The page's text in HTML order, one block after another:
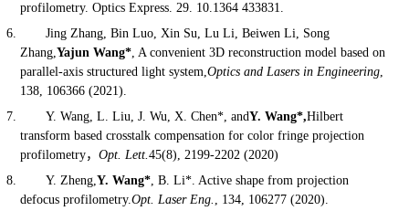
profilometry. Optics Express. 29. 10.1364 433831.
Jing Zhang, Bin Luo, Xin Su, Lu Li, Beiwen Li, Song
Zhang,Yajun Wang*, A convenient 3D reconstruction model based on
parallel-axis structured light system,Optics and Lasers in Engineering,
138, 106366 (2021).
Y. Wang, L. Liu, J. Wu, X. Chen*, andY. Wang*,Hilbert
transform based crosstalk compensation for color fringe projection
profilometry，Opt. Lett.45(8), 2199-2202 (2020)
Y. Zheng,Y. Wang*, B. Li*. Active shape from projection
defocus profilometry.Opt. Laser Eng. , 134, 106277 (2020).